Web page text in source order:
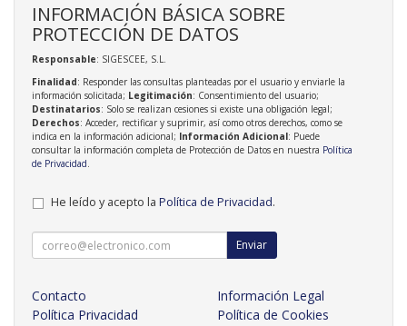
INFORMACIÓN BÁSICA SOBRE
PROTECCIÓN DE DATOS
Responsable: SIGESCEE, S.L.
Finalidad: Responder las consultas planteadas por el usuario y enviarle la
información solicitada; Legitimación: Consentimiento del usuario;
Destinatarios: Solo se realizan cesiones si existe una obligación legal;
Derechos: Acceder, rectificar y suprimir, así como otros derechos, como se
indica en la información adicional; Información Adicional: Puede
consultar la información completa de Protección de Datos en nuestra Política
de Privacidad.
He leído y acepto la Política de Privacidad.
Enviar
Contacto
Información Legal
Política Privacidad
Política de Cookies